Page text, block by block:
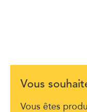
Vous
Vous êtes